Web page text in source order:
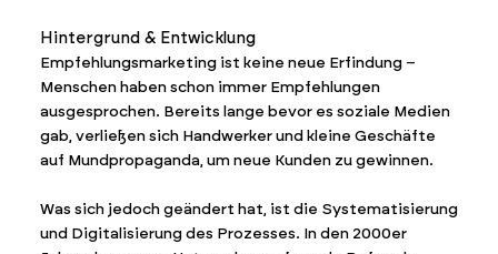
Hintergrund & Entwicklung
Empfehlungsmarketing ist keine neue Erfindung –
Menschen haben schon immer Empfehlungen
ausgesprochen. Bereits lange bevor es soziale Medien
gab, verließen sich Handwerker und kleine Geschäfte
auf Mundpropaganda, um neue Kunden zu gewinnen.
Was sich jedoch geändert hat, ist die Systematisierung
und Digitalisierung des Prozesses. In den 2000er